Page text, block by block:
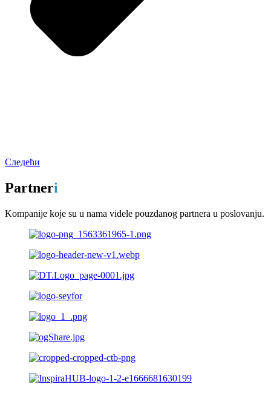
Следећи
Partneri
Kompanije koje su u nama videle pouzdanog partnera u poslovanju.